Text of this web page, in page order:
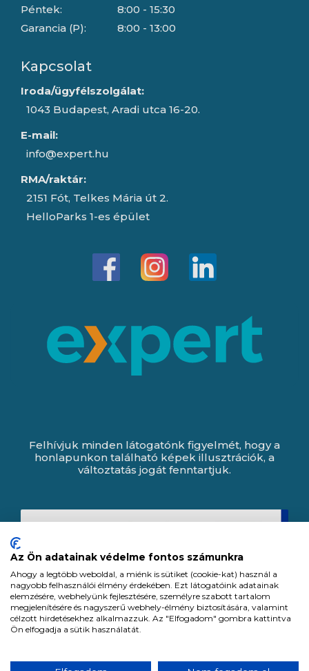
Péntek:
Garancia (P):
8:00 - 15:30
8:00 - 13:00
Kapcsolat
Iroda/ügyfélszolgálat:
1043 Budapest, Aradi utca 16-20.
E-mail:
info@expert.hu
RMA/raktár:
2151 Fót, Telkes Mária út 2.
HelloParks 1-es épület
Felhívjuk minden látogatónk figyelmét, hogy a
honlapunkon található képek illusztrációk, a
változtatás jogát fenntartjuk.
Az Ön adatainak védelme fontos számunkra
Ahogy a legtöbb weboldal, a miénk is sütiket (cookie-kat) használ a
nagyobb felhasználói élmény érdekében. Ezt látogatóink adatainak
elemzésére, webhelyünk fejlesztésére, személyre szabott tartalom
megjelenítésére és nagyszerű webhely-élmény biztosítására, valamint
célzott hirdetésekhez alkalmazzuk. Az "Elfogadom" gombra kattintva
Ön elfogadja a sütik használatát.